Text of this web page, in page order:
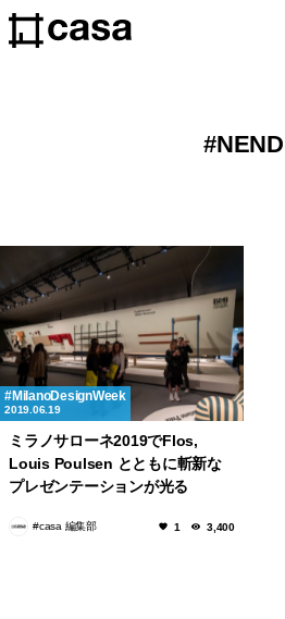
NEND
MilanoDesignWeek
2019.06.19
ミラノサローネ2019でFlos,
Louis Poulsen とともに斬新な
プレゼンテーションが光る
#casa 編集部 1 3,400